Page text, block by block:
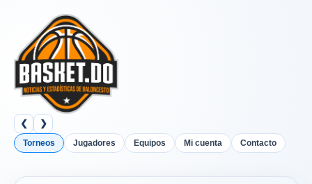
❮ ❯
Torneos Jugadores Equipos Mi cuenta Contacto